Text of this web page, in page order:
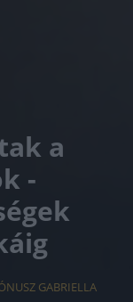
a
-
GABRIELLA